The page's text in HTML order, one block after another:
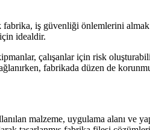
iş güvenliği önlemlerini almak
idealdir.
çalışanlar için risk
fabrikada düzen de
malzeme, uygulama alanı ve